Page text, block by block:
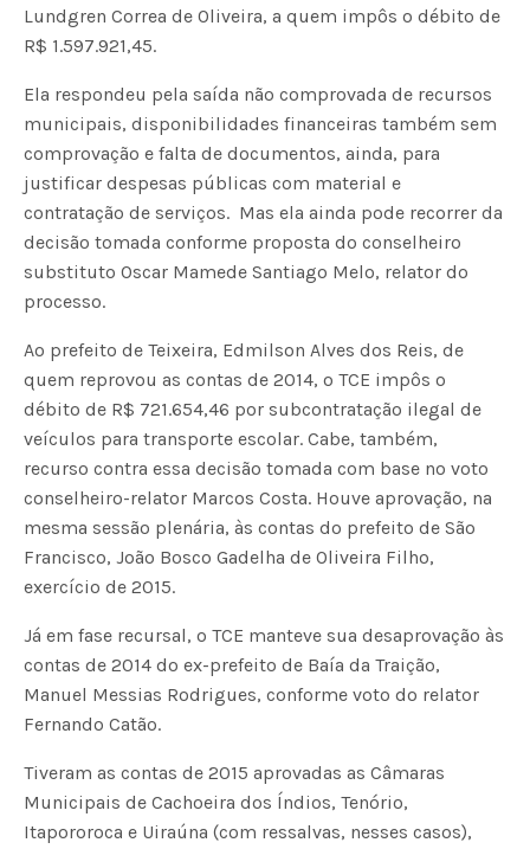
Lundgren Correa de Oliveira, a quem impôs o débito de
R$ 1.597.921,45.
Ela respondeu pela saída não comprovada de recursos
municipais, disponibilidades financeiras também sem
comprovação e falta de documentos, ainda, para
justificar despesas públicas com material e
contratação de serviços. Mas ela ainda pode recorrer da
decisão tomada conforme proposta do conselheiro
substituto Oscar Mamede Santiago Melo, relator do
processo.
Ao prefeito de Teixeira, Edmilson Alves dos Reis, de
quem reprovou as contas de 2014, o TCE impôs o
débito de R$ 721.654,46 por subcontratação ilegal de
veículos para transporte escolar. Cabe, também,
recurso contra essa decisão tomada com base no voto
conselheiro-relator Marcos Costa. Houve aprovação, na
mesma sessão plenária, às contas do prefeito de São
Francisco, João Bosco Gadelha de Oliveira Filho,
exercício de 2015.
Já em fase recursal, o TCE manteve sua desaprovação às
contas de 2014 do ex-prefeito de Baía da Traição,
Manuel Messias Rodrigues, conforme voto do relator
Fernando Catão.
Tiveram as contas de 2015 aprovadas as Câmaras
Municipais de Cachoeira dos Índios, Tenório,
Itapororoca e Uiraúna (com ressalvas, nesses casos),